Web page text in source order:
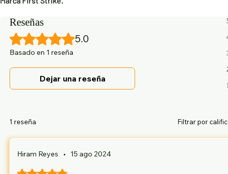
Reseñas
Obtuvo 5 de 5 estrellas.
5.0
Basado en 1 reseña
Dejar una reseña
1 reseña Filtrar por
Hiram Reyes • 15 ago 2024
Obtuvo 5 de 5 estrellas.